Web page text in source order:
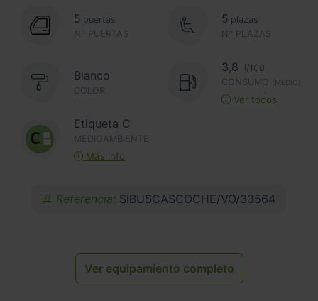
Nº PUERTAS
5 puertas
Nº PLAZAS
5 plazas
Blanco
COLOR
3,8
l/100
CONSUMO
(MEDIO)
Ver todos
Etiqueta C
MEDIOAMBIENTE
Más info
Referencia: SIBUSCASCOCHE/VO/33564
Ver equipamiento completo